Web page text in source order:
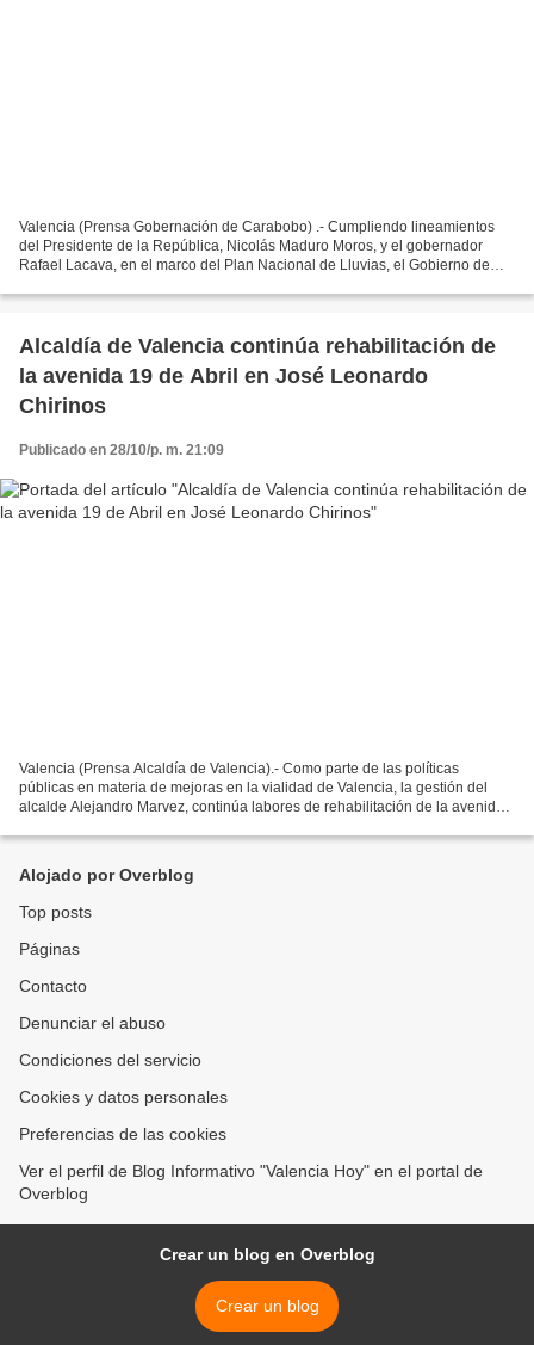
Valencia (Prensa Gobernación de Carabobo) .- Cumpliendo lineamientos
del Presidente de la República, Nicolás Maduro Moros, y el gobernador
Rafael Lacava, en el marco del Plan Nacional de Lluvias, el Gobierno de
Alcaldía de Valencia continúa rehabilitación de
la avenida 19 de Abril en José Leonardo
Chirinos
Publicado en 28/10/p. m. 21:09
Valencia (Prensa Alcaldía de Valencia).- Como parte de las políticas
públicas en materia de mejoras en la vialidad de Valencia, la gestión del
alcalde Alejandro Marvez, continúa labores de rehabilitación de la avenida
Alojado por Overblog
Top posts
Páginas
Contacto
Denunciar el abuso
Condiciones del servicio
Cookies y datos personales
Preferencias de las cookies
Ver el perfil de Blog Informativo "Valencia Hoy" en el portal de
Overblog
Crear un blog en Overblog
Crear un blog